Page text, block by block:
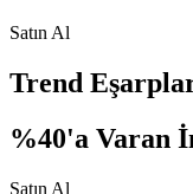
Satın Al
Trend
%40'a Varan
Satın Al